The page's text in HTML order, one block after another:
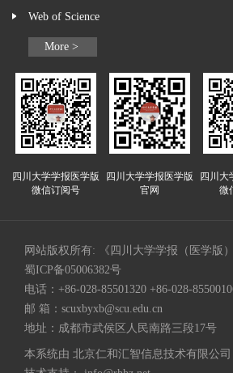
Web of Science
More >
四川大学学报医学版
微信订阅号
四川大学学报医学版
官网
四川大
微
网站版权所有: 《四川大学学报（医学版
蜀ICP备05006382号
电话：+86-028-85501320 +86-028-
邮 箱： scuxbyxb@scu.edu.cn
地址：成都市武侯区人民南路三段17号
本系统由 北京仁和汇智信息技术有限公司